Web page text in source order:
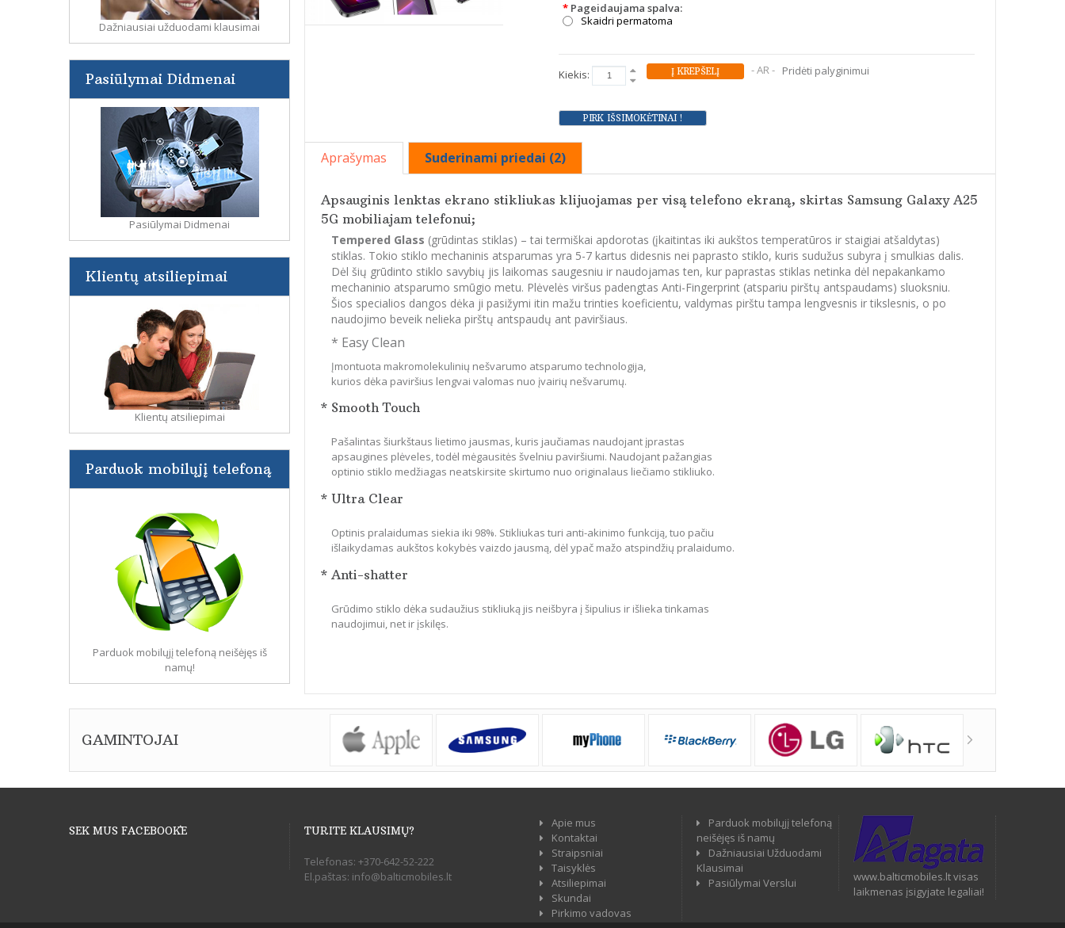
Dažniausiai užduodami klausimai
Pasiūlymai Didmenai
Pasiūlymai Didmenai
Klientų atsiliepimai
Klientų atsiliepimai
Parduok mobilųjį telefoną
Parduok mobilųjį telefoną neišėjęs iš
namų!
* Pageidaujama spalva:
Skaidri permatoma
Kiekis: - AR - Pridėti palyginimui
Aprašymas Suderinami priedai (2)
Apsauginis lenktas ekrano stikliukas klijuojamas per visą telefono ekraną, skirtas Samsung Galaxy A25
5G mobiliajam telefonui;
Tempered Glass (grūdintas stiklas) – tai termiškai apdorotas (įkaitintas iki aukštos temperatūros ir staigiai atšaldytas)
stiklas. Tokio stiklo mechaninis atsparumas yra 5-7 kartus didesnis nei paprasto stiklo, kuris sudužus subyra į smulkias dalis.
Dėl šių grūdinto stiklo savybių jis laikomas saugesniu ir naudojamas ten, kur paprastas stiklas netinka dėl nepakankamo
mechaninio atsparumo smūgio metu. Plėvelės viršus padengtas Anti-Fingerprint (atspariu pirštų antspaudams) sluoksniu.
Šios specialios dangos dėka ji pasižymi itin mažu trinties koeficientu, valdymas pirštu tampa lengvesnis ir tikslesnis, o po
naudojimo beveik nelieka pirštų antspaudų ant paviršiaus.
* Easy Clean
Įmontuota makromolekulinių nešvarumo atsparumo technologija,
kurios dėka paviršius lengvai valomas nuo įvairių nešvarumų.
* Smooth Touch
Pašalintas šiurkštaus lietimo jausmas, kuris jaučiamas naudojant įprastas
apsaugines plėveles, todėl mėgausitės švelniu paviršiumi. Naudojant pažangias
optinio stiklo medžiagas neatskirsite skirtumo nuo originalaus liečiamo stikliuko.
* Ultra Clear
Optinis pralaidumas siekia iki 98%. Stikliukas turi anti-akinimo funkciją, tuo pačiu
išlaikydamas aukštos kokybės vaizdo jausmą, dėl ypač mažo atspindžių pralaidumo.
* Anti-shatter
Grūdimo stiklo dėka sudaužius stikliuką jis neišbyra į šipulius ir išlieka tinkamas
naudojimui, net ir įskilęs.
GAMINTOJAI
SEK MUS FACEBOOK`E TURITE KLAUSIMŲ?
Telefonas: +370-642-52-222
El.paštas: info@balticmobiles.lt
Apie mus
Kontaktai
Straipsniai
Taisyklės
Atsiliepimai
Skundai
Pirkimo vadovas
Parduok mobilųjį telefoną
neišėjęs iš namų
Dažniausiai Užduodami
Klausimai
Pasiūlymai Verslui
www.balticmobiles.lt visas
laikmenas įsigyjate legaliai!